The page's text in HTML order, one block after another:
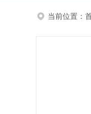
当前位置：